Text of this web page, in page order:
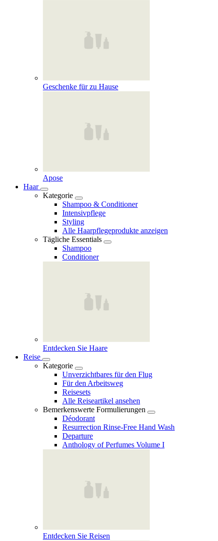
Geschenke für zu Hause
Apose
Haar
Kategorie
Shampoo & Conditioner
Intensivpflege
Styling
Alle Haarpflegeprodukte anzeigen
Tägliche Essentials
Shampoo
Conditioner
Entdecken Sie Haare
Reise
Kategorie
Unverzichtbares für den Flug
Für den Arbeitsweg
Reisesets
Alle Reiseartikel ansehen
Bemerkenswerte Formulierungen
Déodorant
Resurrection Rinse‑Free Hand Wash
Departure
Anthology of Perfumes Volume I
Entdecken Sie Reisen